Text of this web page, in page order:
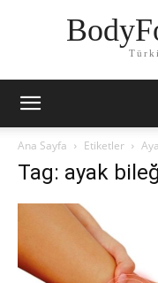
Ana Sayfa Etiketler
Tag: ayak